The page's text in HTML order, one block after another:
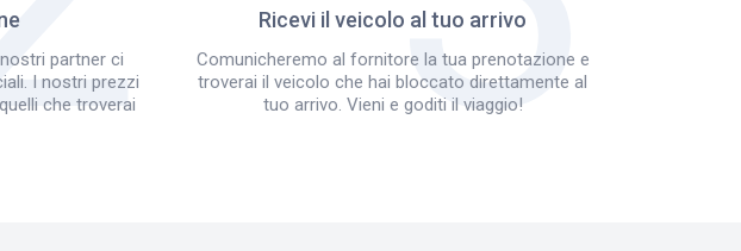
partner ci
I nostri prezzi
che troverai
Ricevi il veicolo al tuo arrivo
Comunicheremo al fornitore la tua prenotazione e
troverai il veicolo che hai bloccato direttamente al
tuo arrivo. Vieni e goditi il viaggio!